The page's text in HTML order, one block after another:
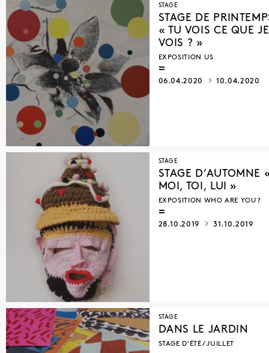
STAGE
STAGE DE
« TU VOIS CE QUE JE
VOIS ? »
EXPOSITION US
06.04.2020 10.04.2020
STAGE
STAGE D’AUTOMNE
MOI, TOI, LUI »
EXPOSITION WHO ARE YOU?
28.10.2019 31.10.2019
STAGE
DANS LE JARDIN
STAGE D’ÉTÉ / JUILLET